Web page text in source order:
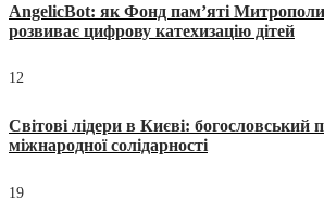
AngelicBot: як Фонд пам’яті
розвиває цифрову катехизацію дітей
12
Світові лідери в Києві: богословський
міжнародної солідарності
19